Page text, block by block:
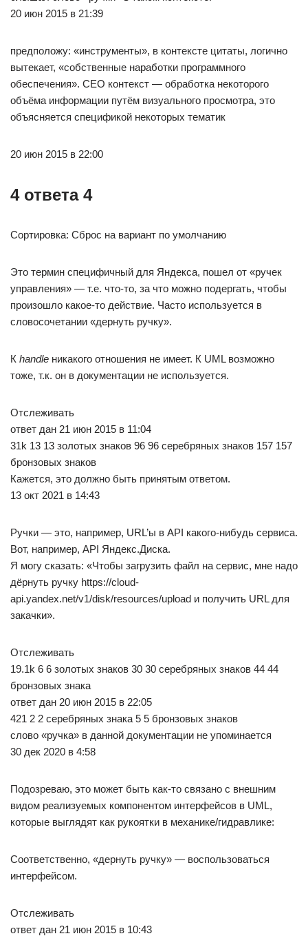
20 июн 2015 в 21:39
предположу: «инструменты», в контексте цитаты, логично
вытекает, «собственные наработки программного
обеспечения». СЕО контекст — обработка некоторого
объёма информации путём визуального просмотра, это
объясняется спецификой некоторых тематик
20 июн 2015 в 22:00
4 ответа 4
Сортировка: Сброс на вариант по умолчанию
Это термин специфичный для Яндекса, пошел от «ручек
управления» — т.е. что-то, за что можно подергать, чтобы
произошло какое-то действие. Часто используется в
словосочетании «дернуть ручку».
К handle никакого отношения не имеет. К UML возможно
тоже, т.к. он в документации не используется.
Отслеживать
ответ дан 21 июн 2015 в 11:04
31k 13 13 золотых знаков 96 96 серебряных знаков 157 157
бронзовых знаков
Кажется, это должно быть принятым ответом.
13 окт 2021 в 14:43
Ручки — это, например, URL’ы в API какого-нибудь сервиса.
Вот, например, API Яндекс.Диска.
Я могу сказать: «Чтобы загрузить файл на сервис, мне надо
дёрнуть ручку https://cloud-
api.yandex.net/v1/disk/resources/upload и получить URL для
закачки».
Отслеживать
19.1k 6 6 золотых знаков 30 30 серебряных знаков 44 44
бронзовых знака
ответ дан 20 июн 2015 в 22:05
421 2 2 серебряных знака 5 5 бронзовых знаков
слово «ручка» в данной документации не упоминается
30 дек 2020 в 4:58
Подозреваю, это может быть как-то связано с внешним
видом реализуемых компонентом интерфейсов в UML,
которые выглядят как рукоятки в механике/гидравлике:
Соответственно, «дернуть ручку» — воспользоваться
интерфейсом.
Отслеживать
ответ дан 21 июн 2015 в 10:43